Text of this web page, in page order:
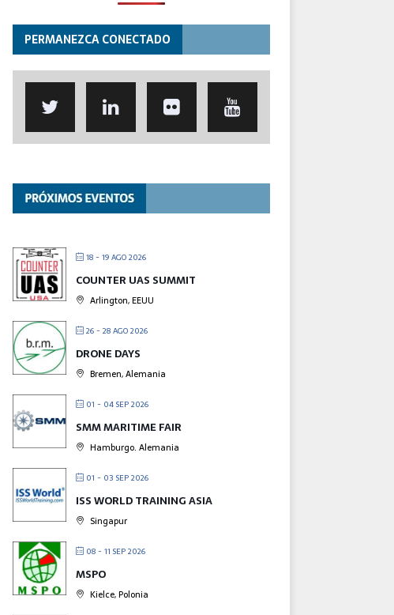
PERMANEZCA CONECTADO
18 - 19 AGO 2026
COUNTER UAS SUMMIT
Arlington, EEUU
26 - 28 AGO 2026
DRONE DAYS
Bremen, Alemania
01 - 04 SEP 2026
SMM MARITIME FAIR
Hamburgo. Alemania
01 - 03 SEP 2026
ISS WORLD TRAINING ASIA
Singapur
08 - 11 SEP 2026
MSPO
Kielce, Polonia